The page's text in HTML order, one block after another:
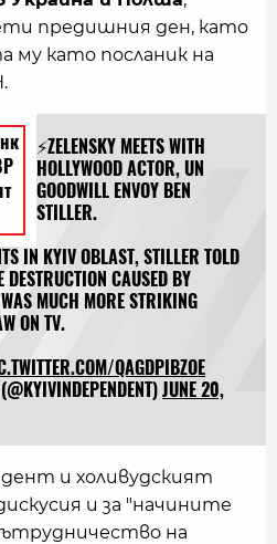
предишния ден, като
му като посланик на
⚡️ZELENSKY MEETS WITH
HOLLYWOOD ACTOR, UN
GOODWILL ENVOY BEN
STILLER.
IN KYIV OBLAST, STILLER TOLD
DESTRUCTION CAUSED BY
MUCH MORE STRIKING
ON TV.
QAGDPIBZOE
JUNE 20,
и холивудският
и за "начините
на